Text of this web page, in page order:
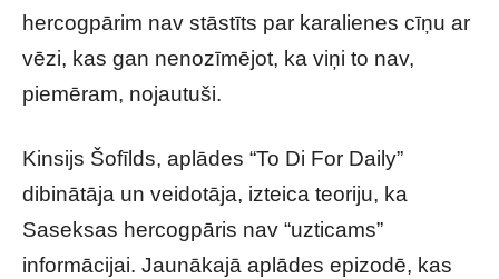
hercogpārim nav stāstīts par karalienes cīņu ar
vēzi, kas gan nenozīmējot, ka viņi to nav,
piemēram, nojautuši.
Kinsijs Šofīlds, aplādes “To Di For Daily”
dibinātāja un veidotāja, izteica teoriju, ka
Saseksas hercogpāris nav “uzticams”
informācijai. Jaunākajā aplādes epizodē, kas